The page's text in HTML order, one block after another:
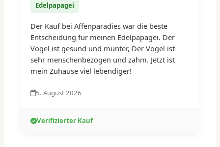
Edelpapagei
Der Kauf bei Affenparadies war die beste
Entscheidung für meinen Edelpapagei. Der
Vogel ist gesund und munter, Der Vogel ist
sehr menschenbezogen und zahm. Jetzt ist
mein Zuhause viel lebendiger!
5. August 2026
Verifizierter Kauf